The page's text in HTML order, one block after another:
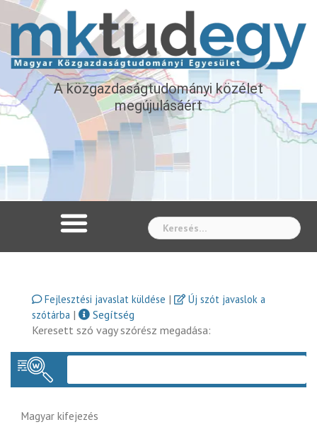
A közgazdaságtudományi közélet
megújulásáért
Fejlesztési javaslat küldése |
Új szót javaslok a
szótárba |
Segítség
Keresett szó vagy szórész megadása:
Magyar kifejezés